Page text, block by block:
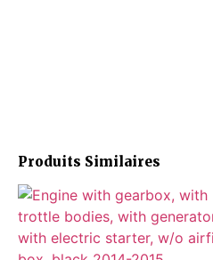
Produits Similaires